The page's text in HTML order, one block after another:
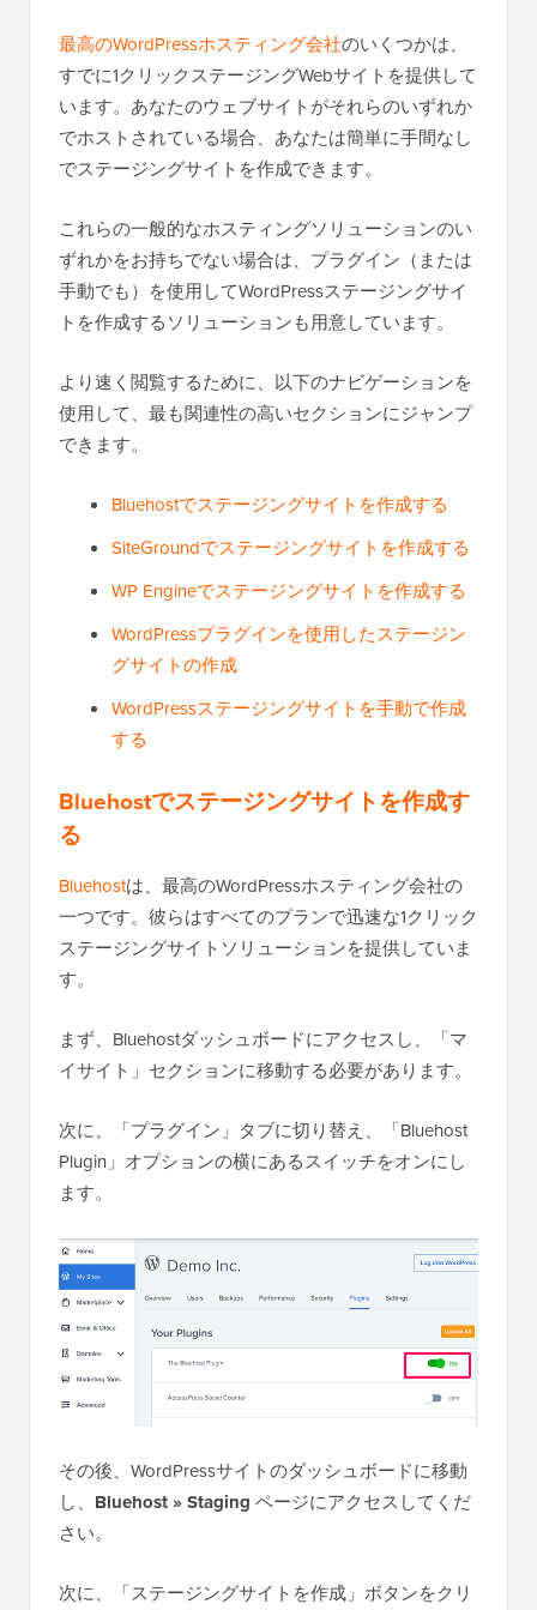
最高のWordPressホスティング会社のいくつかは、
すでに1クリックステージングWebサイトを提供して
います。あなたのウェブサイトがそれらのいずれか
でホストされている場合、あなたは簡単に手間なし
でステージングサイトを作成できます。
これらの一般的なホスティングソリューションのい
ずれかをお持ちでない場合は、プラグイン（または
手動でも）を使用してWordPressステージングサイ
トを作成するソリューションも用意しています。
より速く閲覧するために、以下のナビゲーションを
使用して、最も関連性の高いセクションにジャンプ
できます。
Bluehostでステージングサイトを作成する
SiteGroundでステージングサイトを作成する
WP Engineでステージングサイトを作成する
WordPressプラグインを使用したステージン
グサイトの作成
WordPressステージングサイトを手動で作成
する
Bluehostでステージングサイトを作成す
る
Bluehostは、最高のWordPressホスティング会社の
一つです。彼らはすべてのプランで迅速な1クリック
ステージングサイトソリューションを提供していま
す。
まず、Bluehostダッシュボードにアクセスし、「マ
イサイト」セクションに移動する必要があります。
次に、「プラグイン」タブに切り替え、「Bluehost
Plugin」オプションの横にあるスイッチをオンにし
ます。
その後、WordPressサイトのダッシュボードに移動
し、 Bluehost » Staging ページにアクセスしてくだ
さい。
次に、「ステージングサイトを作成」ボタンをクリ